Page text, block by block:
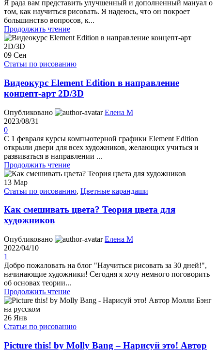
Я рада вам представить улучшенный и дополненный мануал о
том, как научиться рисовать. Я надеюсь, что он покроет
большинство вопросов, к...
Продолжить чтение
09 Сен
Статьи по рисованию
Видеокурс Element Edition в направление
концепт-арт 2D/3D
Опубликовано
Елена М
2023/08/31
0
С 1 февраля курсы компьютерной графики Element Edition
открыли двери для всех художников, желающих учиться и
развиваться в направлении ...
Продолжить чтение
13 Мар
Статьи по рисованию, Цветные карандаши
Как смешивать цвета? Теория цвета для
художников
Опубликовано
Елена М
2022/04/10
1
Добро пожаловать на блог "Научиться рисовать за 30 дней!",
начинающие художники! Сегодня я хочу немного поговорить
об основах теории...
Продолжить чтение
26 Янв
Статьи по рисованию
Picture this! by Molly Bang – Нарисуй это! Автор